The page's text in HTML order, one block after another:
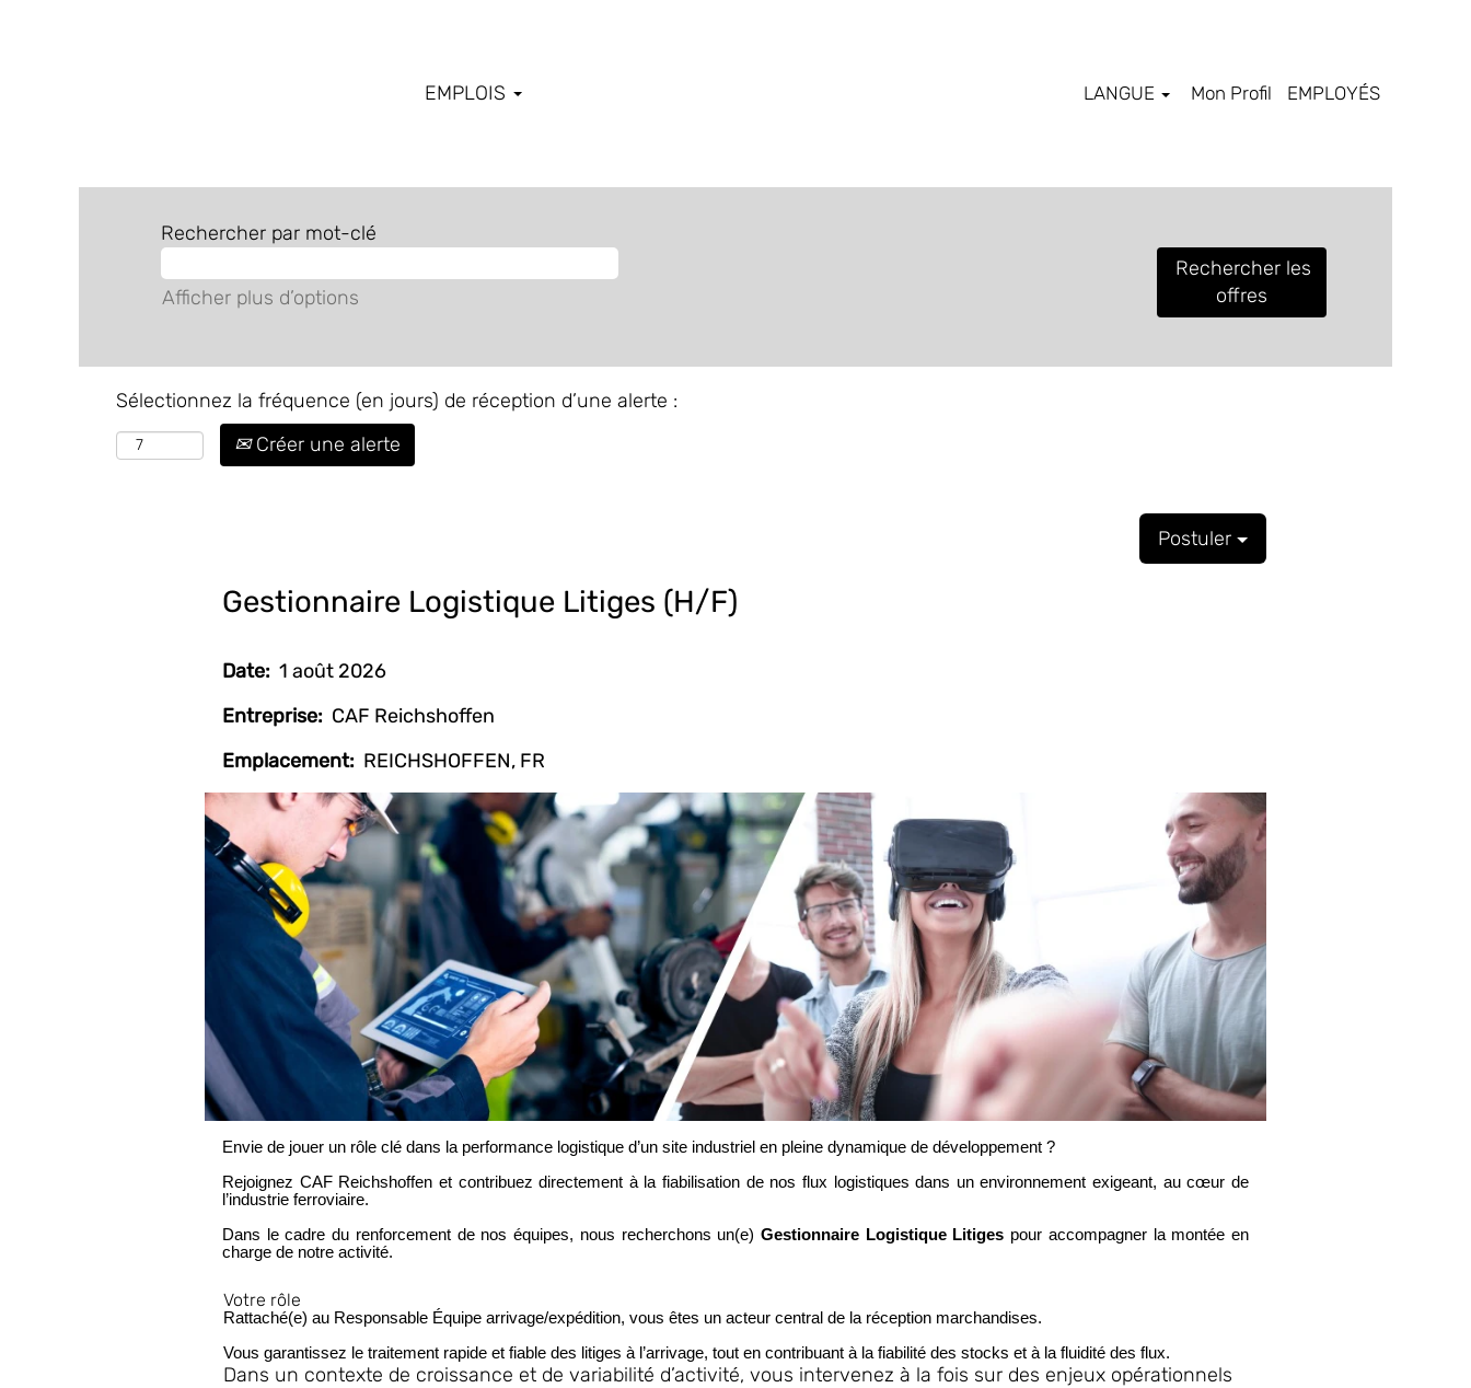
EMPLOIS LANGUE Mon Profil EMPLOYÉS
Rechercher par mot-clé
Afficher plus d’options
Sélectionnez la fréquence (en jours) de réception d’une alerte :
Créer une alerte
Postuler
Gestionnaire Logistique Litiges (H/F)
Date: 1 août 2026
Entreprise: CAF Reichshoffen
Emplacement: REICHSHOFFEN, FR
Envie de jouer un rôle clé dans la performance logistique d’un site industriel en pleine dynamique de développement ?
Rejoignez CAF Reichshoffen et contribuez directement à la fiabilisation de nos flux logistiques dans un environnement exigeant, au cœur de
l’industrie ferroviaire.
Dans le cadre du renforcement de nos équipes, nous recherchons un(e) Gestionnaire Logistique Litiges pour accompagner la montée en
charge de notre activité.
Votre rôle
Rattaché(e) au Responsable Équipe arrivage/expédition, vous êtes un acteur central de la réception marchandises.
Vous garantissez le traitement rapide et fiable des litiges à l’arrivage, tout en contribuant à la fiabilité des stocks et à la fluidité des flux.
Dans un contexte de croissance et de variabilité d’activité, vous intervenez à la fois sur des enjeux opérationnels